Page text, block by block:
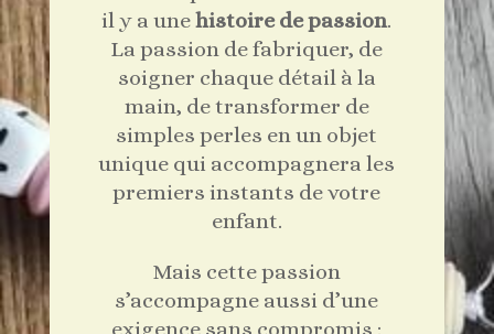
il y a unehistoire de passion.
La passion de fabriquer, de
soigner chaque détail à la
main, de transformer de
simples perles en un objet
unique qui accompagnera les
premiers instants de votre
enfant.
Mais cette passion
s’accompagne aussi d’une